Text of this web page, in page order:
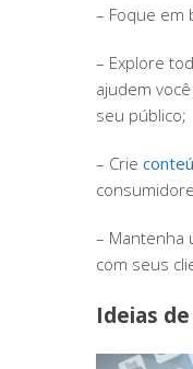
– Foque em
– Explore
ajudem
seu público;
– Crie
– Mantenha
com seus
Ideias